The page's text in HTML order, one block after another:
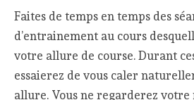
Faites de temps en temps des
d’entrainement au cours
votre allure de course. Durant
essaierez de vous caler
allure. Vous ne regarderez votre